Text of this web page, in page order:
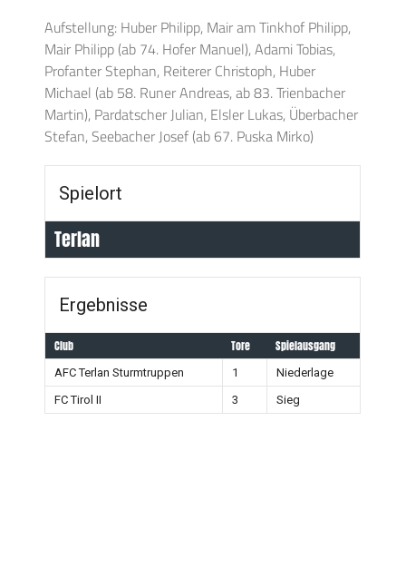
Aufstellung: Huber Philipp, Mair am Tinkhof Philipp,
Mair Philipp (ab 74. Hofer Manuel), Adami Tobias,
Profanter Stephan, Reiterer Christoph, Huber
Michael (ab 58. Runer Andreas, ab 83. Trienbacher
Martin), Pardatscher Julian, Elsler Lukas, Überbacher
Stefan, Seebacher Josef (ab 67. Puska Mirko)
Spielort
Terlan
Ergebnisse
Club Tore Spielausgang
AFC Terlan Sturmtruppen 1
Niederlage
FC Tirol II
3 Sieg